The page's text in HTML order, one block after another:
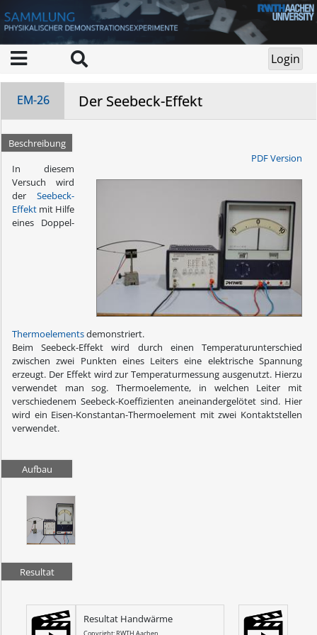
EM-26 Der Seebeck-Effekt
Beschreibung
PDF Version
In diesem
Versuch wird
der Seebeck-
Effekt mit Hilfe
eines Doppel-
Thermoelementsdemonstriert.
Beim Seebeck-Effekt wird durch einen Temperaturunterschied
zwischen zwei Punkten eines Leiters eine elektrische Spannung
erzeugt. Der Effekt wird zur Temperaturmessung ausgenutzt. Hierzu
verwendet man sog. Thermoelemente, in welchen Leiter mit
verschiedenem Seebeck-Koeffizienten aneinandergelötet sind. Hier
wird ein Eisen-Konstantan-Thermoelement mit zwei Kontaktstellen
verwendet.
Aufbau
Resultat
Resultat Handwärme